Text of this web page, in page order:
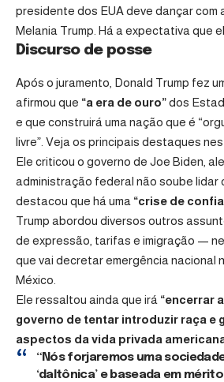
presidente dos EUA deve dançar com
Melania Trump. Há a expectativa que
Discurso de posse
Após o juramento, Donald Trump fez
afirmou que “a era de ouro”dos
e que construirá uma nação que é
livre”. Veja os principais destaques
Ele criticou o governo de Joe Biden,
administração federal não soube lidar
destacou que há uma “crise de
Trump abordou diversos outros
de expressão, tarifas e imigração —
que vai decretar emergência nacional
México.
Ele ressaltou ainda que irá “encerrar
governo de tentar introduzir raça e
aspectos da vida privada
“Nós forjaremos uma
‘daltônica’ e baseada em